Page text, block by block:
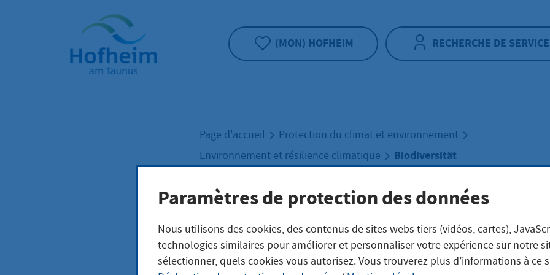
Accueil"
(MON) HOFHEIM RECHERCHE DE
Page d'accueil
Protection du climat et environnement
Environnement et résilience climatique
Biodiversität
Biodiversität
Artenvielfalt erhalten,
Paramètres de protection des données
Nous utilisons des cookies, des contenus de sites webs tiers (vidéos, cartes),
technologies similaires pour améliorer et personnaliser votre expérience sur notre
sélectionner, quels cookies vous autorisez. Vous trouverez plus d’informations à ce